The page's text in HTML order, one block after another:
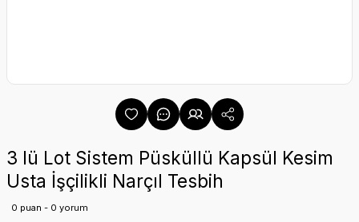
3 lü Lot Sistem Püsküllü Kapsül Kesim
Usta İşçilikli Narçıl Tesbih
0 puan - 0 yorum